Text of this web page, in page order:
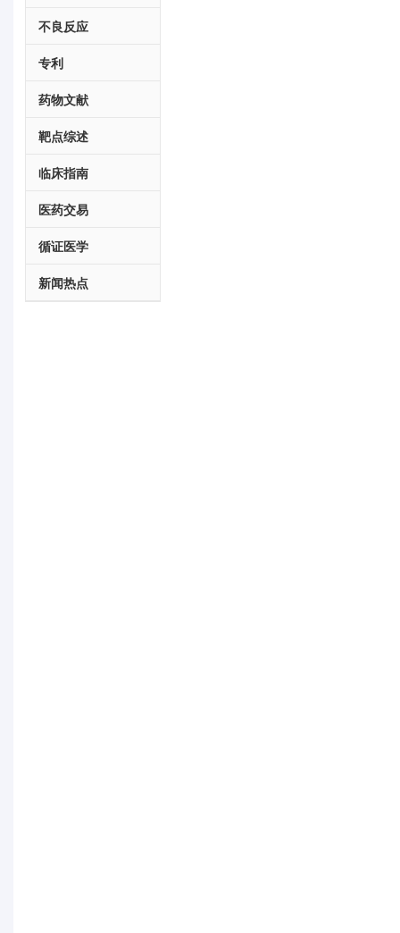
不良反应
专利
药物文献
靶点综述
临床指南
医药交易
循证医学
新闻热点